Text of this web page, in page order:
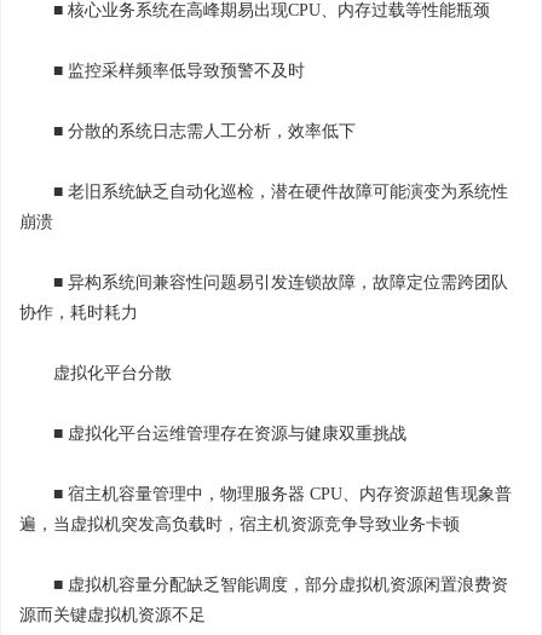
■ 核心业务系统在高峰期易出现CPU、内存过载等性能瓶颈
■ 监控采样频率低导致预警不及时
■ 分散的系统日志需人工分析，效率低下
■ 老旧系统缺乏自动化巡检，潜在硬件故障可能演变为系统性
崩溃
■ 异构系统间兼容性问题易引发连锁故障，故障定位需跨团队
协作，耗时耗力
虚拟化平台分散
■ 虚拟化平台运维管理存在资源与健康双重挑战
■ 宿主机容量管理中，物理服务器 CPU、内存资源超售现象普
遍，当虚拟机突发高负载时，宿主机资源竞争导致业务卡顿
■ 虚拟机容量分配缺乏智能调度，部分虚拟机资源闲置浪费资
源而关键虚拟机资源不足